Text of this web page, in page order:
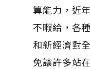
算能力，近
不暇給，各
和新經濟對
免讓許多站